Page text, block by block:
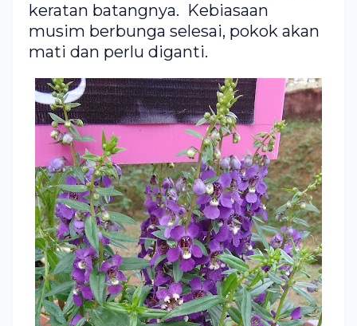
keratan batangnya. Kebiasaan
musim berbunga selesai, pokok akan
mati dan perlu diganti.